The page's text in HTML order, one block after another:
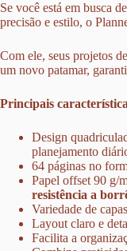
Se você está em busca
precisão e estilo, o
Com ele, seus projetos
um novo patamar,
Principais
Design
planejamento
64 páginas no
Papel offset 90 g/
resistência a
Variedade de
Layout claro e
Facilita a